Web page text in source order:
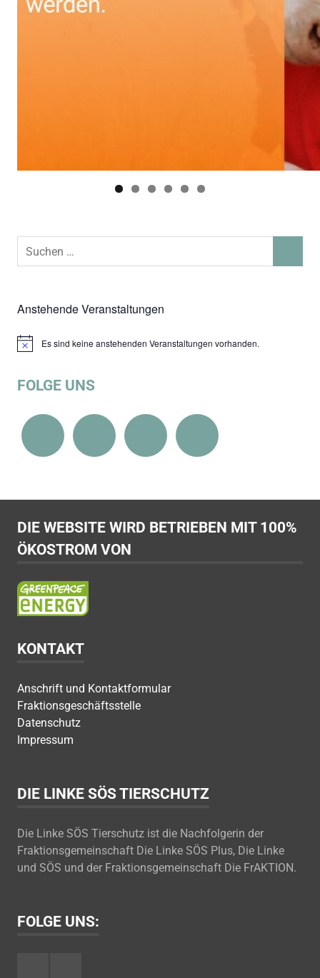
Suchen
Anstehende Veranstaltungen
HinweisEs sind keine anstehenden Veranstaltungen vorhanden.
FOLGE UNS
DIE WEBSITE WIRD BETRIEBEN MIT 100%
ÖKOSTROM VON
KONTAKT
Anschrift und Kontaktformular
Fraktionsgeschäftsstelle
Datenschutz
Impressum
DIE LINKE SÖS TIERSCHUTZ
Die Linke SÖS Tierschutz ist die Nachfolgerin der
Fraktionsgemeinschaft Die Linke SÖS Plus, Die Linke
und SÖS und der Fraktionsgemeinschaft Die FrAKTION.
FOLGE UNS: